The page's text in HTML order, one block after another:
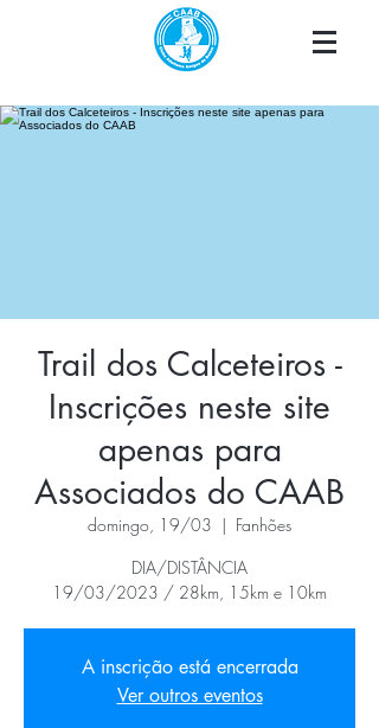
Trail dos Calceteiros -
Inscrições neste site
apenas para
Associados do CAAB
domingo, 19/03
  |
Fanhões
DIA/DISTÂNCIA
19/03/2023 / 28km, 15km e 10km
A inscrição está encerrada
Ver outros eventos